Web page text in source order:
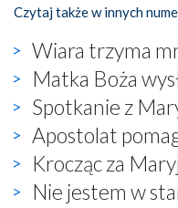
Czytaj także w innych
Wiara trzyma
Matka Boża
Spotkanie z
Apostolat
Krocząc za
Nie jestem w